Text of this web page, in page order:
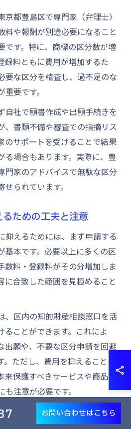
都豊島区で専門家（弁理士）
料や報酬が別途必要になること
です。特に、商標の区分数が増
録料ともに費用が増加するた
要な区分を精査し、過不足のな
要です。
自社で願書作成や出願手続きを
、書類不備や審査での指摘リス
のサポートを受けることで結果
る場合もあります。実際に、豊
門家のアドバイスで無駄な区分
られています。
ための工夫と注意
抑えるためには、まず申請する
基本です。必要以上に多くの区
数料・登録料がその分増加しま
に合致した範囲を見極めること
、区内の知的財産相談窓口を活
ることができます。これによ
出願や、不要な区分申請を回避
ただし、費用を抑えることば
保護すべきサービスや商品を
注意が必要です。
費用を比較検討することも有効
の事務所が存在し、報酬体系や
お問い合わせはこちら